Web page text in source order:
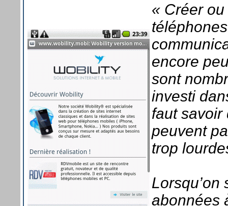
« Créer
encore
sont
investi
faut savoir
peuvent
trop
abonnées